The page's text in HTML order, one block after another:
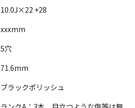
10.0J×22 +28
xxxmm
5穴
71.6mm
ブラックポリッシュ